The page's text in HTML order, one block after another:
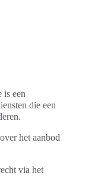
is een
die een
het aanbod
via het